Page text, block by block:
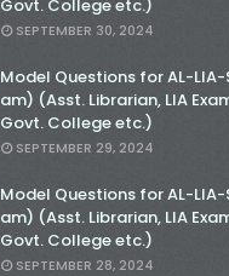
Govt. College etc.)
SEPTEMBER 30, 2024
Model Questions for AL-LIA-
am) (Asst. Librarian, LIA
Govt. College etc.)
SEPTEMBER 29, 2024
Model Questions for AL-LIA-
am) (Asst. Librarian, LIA
Govt. College etc.)
SEPTEMBER 28, 2024